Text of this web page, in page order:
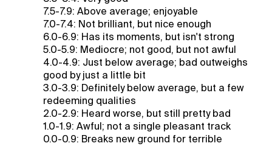
7.5-7.9: Above average; enjoyable
7.0-7.4: Not brilliant, but nice enough
6.0-6.9: Has its moments, but isn't strong
5.0-5.9: Mediocre; not good, but not awful
4.0-4.9: Just below average; bad outweighs
good by just a little bit
3.0-3.9: Definitely below average, but a few
redeeming qualities
2.0-2.9: Heard worse, but still pretty bad
1.0-1.9: Awful; not a single pleasant track
0.0-0.9: Breaks new ground for terrible